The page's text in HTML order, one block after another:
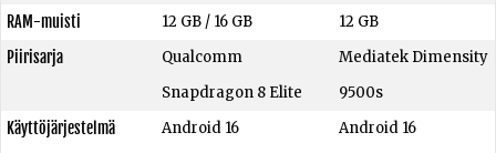
RAM-muisti 12 GB/ 16 GB
12 GB
Piirisarja
Qualcomm
Snapdragon 8 Elite
Mediatek Dimensity
9500s
Käyttöjärjestelmä
Android 16
Android 16